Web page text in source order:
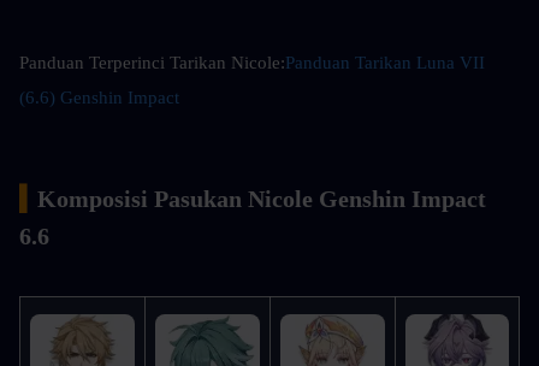
Panduan Terperinci Tarikan Nicole:Panduan Tarikan Luna VII
(6.6) Genshin Impact
Komposisi Pasukan Nicole Genshin Impact
6.6